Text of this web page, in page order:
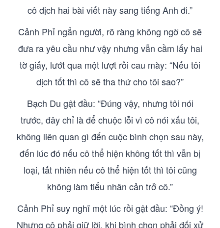
cô dịch hai bài viết này sang tiếng Anh đi.”
Cảnh Phỉ ngẩn người, rõ ràng không ngờ cô sẽ
đưa ra yêu cầu như vậy nhưng vẫn cầm lấy hai
tờ giấy, lướt qua một lượt rồi cau mày: “Nếu tôi
dịch tốt thì cô sẽ tha thứ cho tôi sao?”
Bạch Du gật đầu: “Đúng vậy, nhưng tôi nói
trước, đây chỉ là để chuộc lỗi vì cô nói xấu tôi,
không liên quan gì đến cuộc bình chọn sau này,
đến lúc đó nếu cô thể hiện không tốt thì vẫn bị
loại, tất nhiên nếu cô thể hiện tốt thì tôi cũng
không làm tiểu nhân cản trở cô.”
Cảnh Phỉ suy nghĩ một lúc rồi gật đầu: “Đồng ý!
Nhưng cô phải giữ lời, khi bình chọn phải đối xử